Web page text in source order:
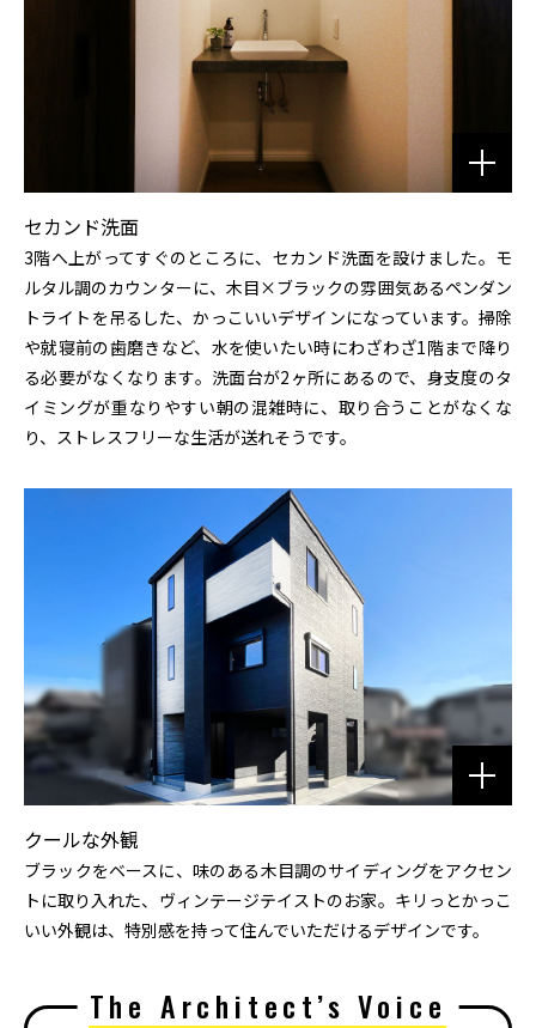
セカンド洗面
3階へ上がってすぐのところに、セカンド洗面を設けました。モ
ルタル調のカウンターに、木目×ブラックの雰囲気あるペンダン
トライトを吊るした、かっこいいデザインになっています。掃除
や就寝前の歯磨きなど、水を使いたい時にわざわざ1階まで降り
る必要がなくなります。洗面台が2ヶ所にあるので、身支度のタ
イミングが重なりやすい朝の混雑時に、取り合うことがなくな
り、ストレスフリーな生活が送れそうです。
クールな外観
ブラックをベースに、味のある木目調のサイディングをアクセン
トに取り入れた、ヴィンテージテイストのお家。キリっとかっこ
いい外観は、特別感を持って住んでいただけるデザインです。
The Architect’s Voice